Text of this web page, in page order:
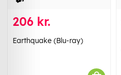
206 kr.
Earthquake (Blu-ray)